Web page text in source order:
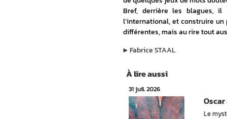
Bref, derrière les blagues,
l’international, et construire
différentes, mais au rire tout
Fabrice STAAL
▶︎
À lire aussi
31 juil. 2026
Le